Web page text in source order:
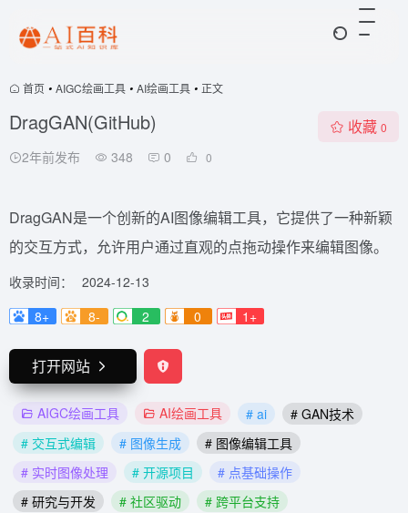
首页 • AIGC绘画工具 • AI绘画工具 • 正文
DragGAN(GitHub)
2年前发布 348 0 0
收藏 0
DragGAN是一个创新的AI图像编辑工具，它提供了一种新颖
的交互方式，允许用户通过直观的点拖动操作来编辑图像。
收录时间：
2024-12-13
8+
8- 2 0 1+
打开网站
AIGC绘画工具 AI绘画工具 # ai
# GAN技术
# 交互式编辑
# 图像生成
# 图像编辑工具
# 实时图像处理
# 开源项目
# 点基础操作
# 研究与开发
# 社区驱动 # 跨平台支持